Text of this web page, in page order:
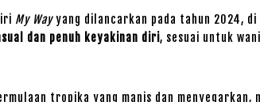
My Wayyang dilancarkan pada tahun 2024, di
dan penuh keyakinan diri, sesuai untuk
tropika yang manis dan menyegarkan,